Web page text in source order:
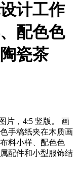
计工作
配色色
瓷茶